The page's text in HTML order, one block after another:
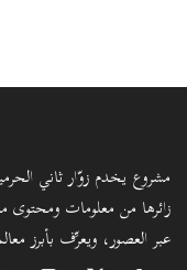
مشروع يخدم زوّار ثاني
زائرها من معلومات ومحتوى
عبر العصور، ويعرِّف بأبرز